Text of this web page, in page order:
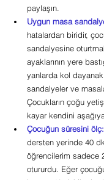
paylaşın.
Uygun masa
hatalardan biridir,
sandalyesine
ayaklarının yere
yanlarda kol
sandalyeler ve
Çocukların çoğu
kayar kendini aşağıya
Çocuğun süresini ölç:
dersten yerinde 40
öğrencilerim sadece
otururdu. Eğer